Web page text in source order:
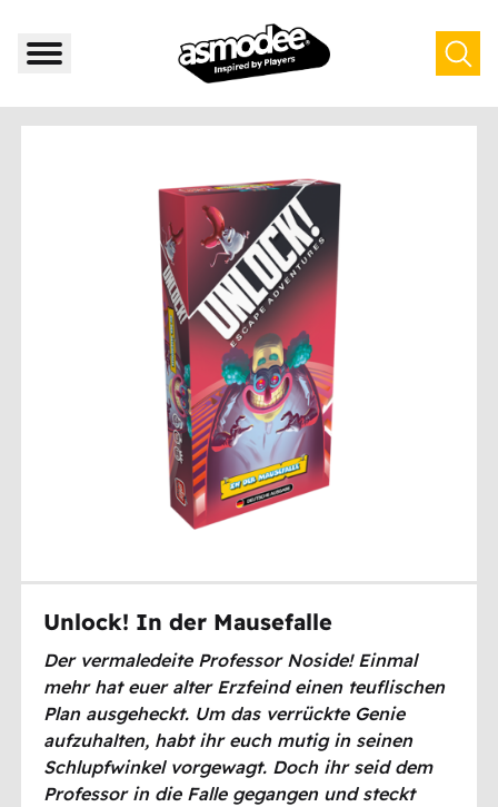
Unlock! In der Mausefalle
Der vermaledeite Professor Noside! Einmal
mehr hat euer alter Erzfeind einen teuflischen
Plan ausgeheckt. Um das verrückte Genie
aufzuhalten, habt ihr euch mutig in seinen
Schlupfwinkel vorgewagt. Doch ihr seid dem
Professor in die Falle gegangen und steckt